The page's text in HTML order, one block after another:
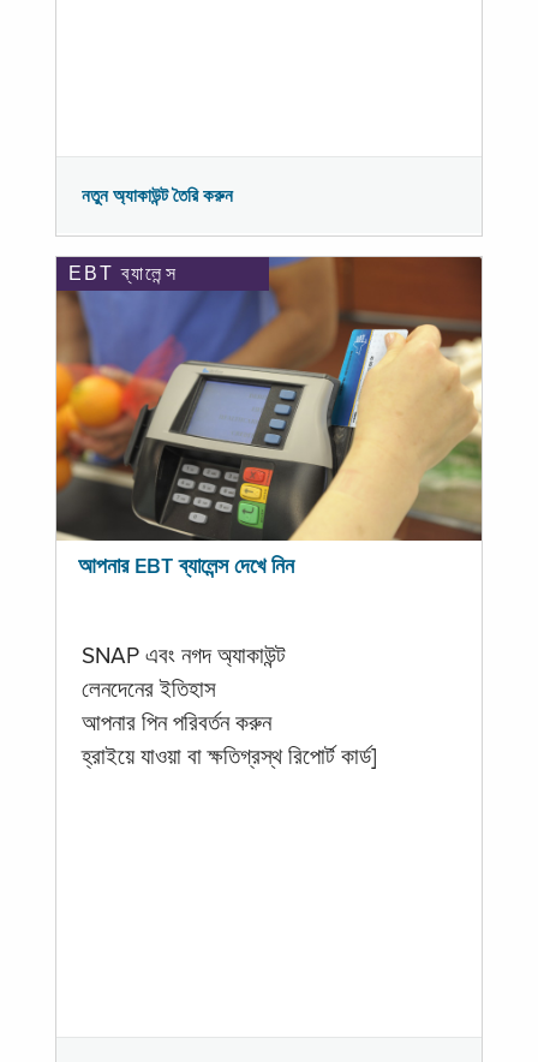
নতুন অ্যাকাউন্ট তৈরি করুন
EBT ব্যালেন্স
আপনার EBT ব্যালেন্স দেখে নিন
SNAP এবং নগদ অ্যাকাউন্ট
লেনদেনের ইতিহাস
আপনার পিন পরিবর্তন করুন
হ্রাইয়ে যাওয়া বা ক্ষতিগ্রস্থ রিপোর্ট কার্ড]